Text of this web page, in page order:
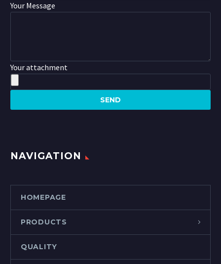
Your Message
Your attachment
NAVIGATION
HOMEPAGE
PRODUCTS
QUALITY